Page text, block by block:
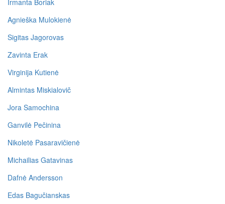
Irmanta Boriak
Agnieška Mulokienė
Sigitas Jagorovas
Zavinta Erak
Virginija Kutienė
Almintas Miskialovič
Jora Samochina
Ganvilė Pečinina
Nikoletė Pasaravičienė
Michailias Gatavinas
Dafnė Andersson
Edas Bagučianskas